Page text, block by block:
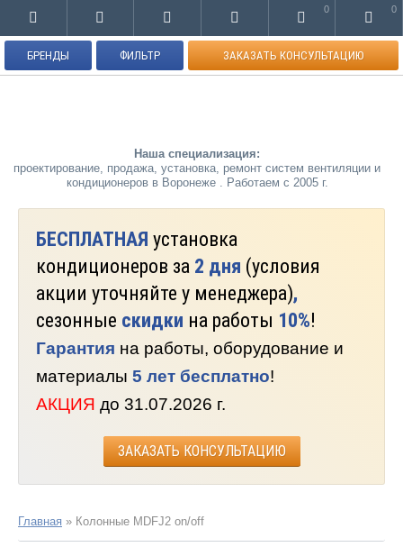
0 0
Наша специализация:
проектирование, продажа, установка, ремонт систем вентиляции и
кондиционеров в Воронеже . Работаем с 2005 г.
БРЕНДЫ ФИЛЬТР ЗАКАЗАТЬ КОНСУЛЬТАЦИЮ
БЕСПЛАТНАЯ установка
кондиционеров за 2 дня (условия
акции уточняйте у менеджера),
сезонные скидки на работы 10%!
Гарантия на работы, оборудование и
материалы 5 лет бесплатно!
АКЦИЯ до 31.07.2026 г.
ЗАКАЗАТЬ КОНСУЛЬТАЦИЮ
Главная » Колонные MDFJ2 on/off